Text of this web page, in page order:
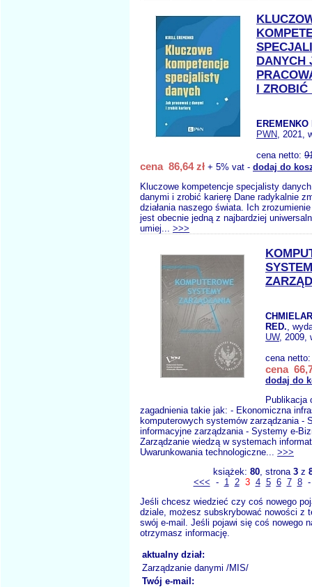
DANYCH
I ZROBIĆ
EREMENKO
PWN, 2021,
cena netto:
cena 86,64 zł + 5% vat - dodaj do
Kluczowe kompetencje specjalisty
danymi i zrobić karierę Dane radykalnie
działania naszego świata. Ich
jest obecnie jedną z najbardziej
umiej... >>>
RED.,
UW, 2009,
cena
cena
dodaj do
Publikacja
zagadnienia takie jak: - Ekonomiczna
komputerowych systemów zarządzania -
informacyjne zarządzania - Systemy e-
Zarządzanie wiedzą w systemach
Uwarunkowania technologiczne... >>>
książek: 80, strona 3z
<<< - 1 2 3 4 5 6 7 8
Jeśli chcesz wiedzieć czy coś nowego
dziale, możesz subskrybować nowości z
swój e-mail. Jeśli pojawi się coś nowego
otrzymasz informację.
aktualny dział:
Zarządzanie danymi /MIS/
Twój e-mail: